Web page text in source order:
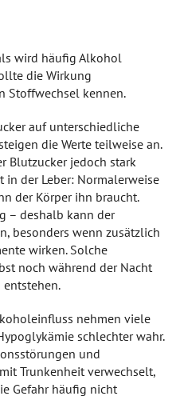
wird häufig Alkohol
die Wirkung
Stoffwechsel kennen.
auf unterschiedliche
die Werte teilweise an.
Blutzucker jedoch stark
in der Leber: Normalerweise
der Körper ihn braucht.
– deshalb kann der
besonders wenn zusätzlich
wirken. Solche
noch während der Nacht
entstehen.
nehmen viele
schlechter wahr.
und
Trunkenheit verwechselt,
Gefahr häufig nicht